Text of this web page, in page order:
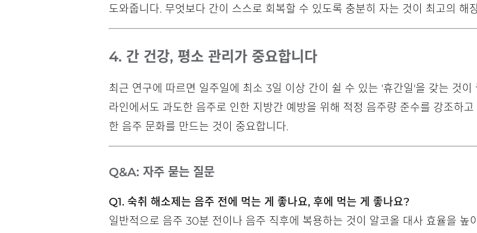
도와줍니다. 무엇보다 간이 스스로 회복할 수 있도록 충분히 자는 것이 최고의 해
4. 간 건강, 평소 관리가 중요합니다
최근 연구에 따르면 일주일에 최소 3일 이상 간이 쉴 수 있는 '휴간일'을 갖는 것
라인에서도 과도한 음주로 인한 지방간 예방을 위해 적정 음주량 준수를 강조하
한 음주 문화를 만드는 것이 중요합니다.
Q&A: 자주 묻는 질문
Q1. 숙취 해소제는 음주 전에 먹는 게 좋나요, 후에 먹는 게 좋나요?
일반적으로 음주 30분 전이나 음주 직후에 복용하는 것이 알코올 대사 효율을 높